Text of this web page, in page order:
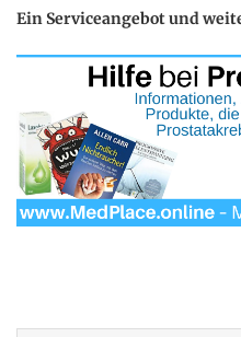
Ein Serviceangebot und